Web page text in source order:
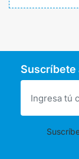
Suscríbete